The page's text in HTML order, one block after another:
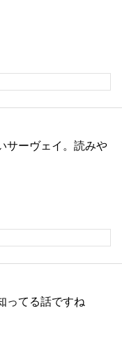
サーヴェイ。読みや
ってる話ですね